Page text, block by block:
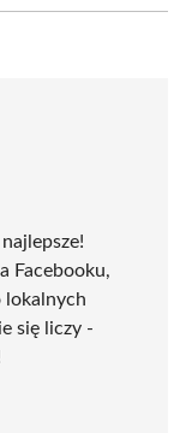
Facebooku,
lokalnych
się liczy -